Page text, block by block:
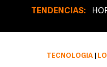
TENDENCIAS:
TECNOLOGÍA